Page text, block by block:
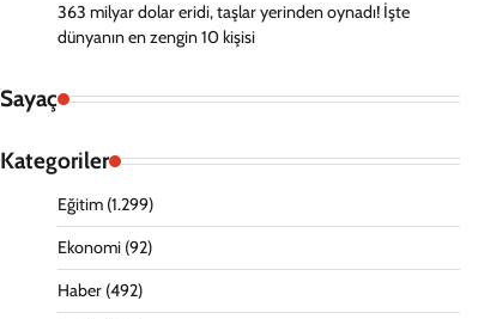
363 milyar dolar eridi, taşlar yerinden oynadı! İşte
dünyanın en zengin 10 kişisi
Sayaç
Kategoriler
Eğitim(1.299)
Ekonomi(92)
Haber(492)